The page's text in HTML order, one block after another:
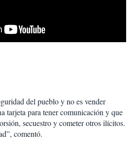
del pueblo y no es vender
tarjeta para tener comunicación y que
secuestro y cometer otros ilícitos.
comentó.